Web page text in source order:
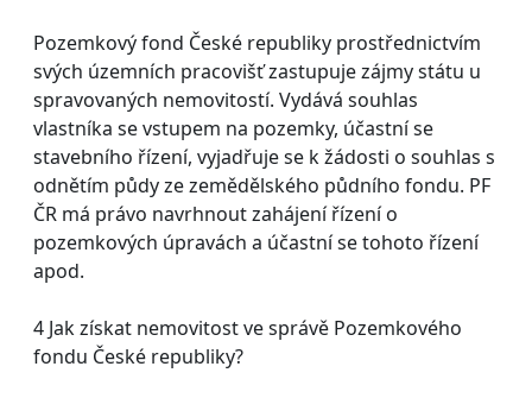
Pozemkový fond České republiky prostřednictvím
svých územních pracovišť zastupuje zájmy státu u
spravovaných nemovitostí. Vydává souhlas
vlastníka se vstupem na pozemky, účastní se
stavebního řízení, vyjadřuje se k žádosti o souhlas s
odnětím půdy ze zemědělského půdního fondu. PF
ČR má právo navrhnout zahájení řízení o
pozemkových úpravách a účastní se tohoto řízení
apod.
4 Jak získat nemovitost ve správě Pozemkového
fondu České republiky?